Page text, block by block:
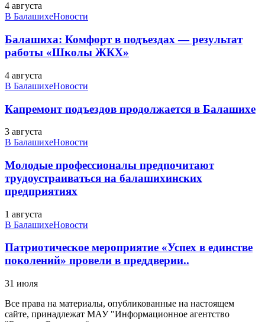
4 августа
В БалашихеНовости
Балашиха: Комфорт в подъездах — результат
работы «Школы ЖКХ»
4 августа
В БалашихеНовости
Капремонт подъездов продолжается в Балашихе
3 августа
В БалашихеНовости
Молодые профессионалы предпочитают
трудоустраиваться на балашихинских
предприятиях
1 августа
В БалашихеНовости
Патриотическое мероприятие «Успех в единстве
поколений» провели в преддверии..
31 июля
Все права на материалы, опубликованные на настоящем
сайте, принадлежат МАУ "Информационное агентство